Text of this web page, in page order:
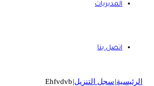
المديريات
اتصل بنا
الرئيسية|سجل التنزيل|
Ehfvdvb